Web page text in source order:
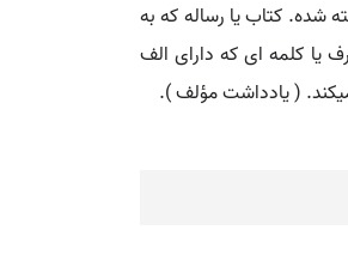
شده. کتاب یا رساله که به
یا کلمه ای که دارای الف
( یادداشت مؤلف ).